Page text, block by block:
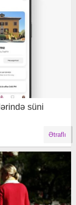
süni
Ətraflı